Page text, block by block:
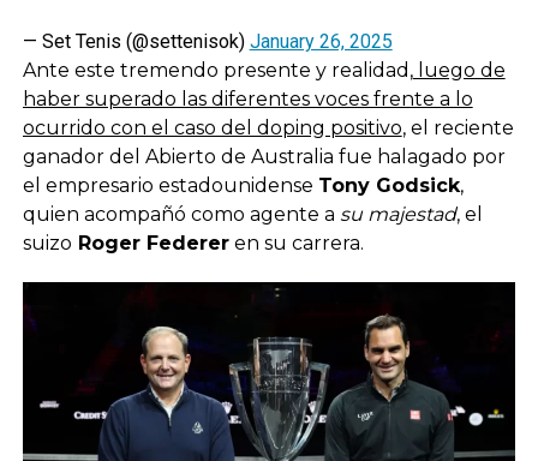
— Set Tenis (@settenisok) January 26, 2025
Ante este tremendo presente y realidad,luego de
haber superado las diferentes voces frente a lo
ocurrido con el caso del doping positivo, el reciente
ganador del Abierto de Australia fue halagado por
el empresario estadounidense Tony Godsick,
quien acompañó como agente a su majestad, el
suizo Roger Federeren su carrera.